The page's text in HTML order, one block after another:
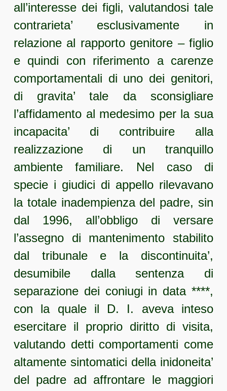
all’interesse dei figli, valutandosi tale
contrarieta’ esclusivamente in
relazione al rapporto genitore – figlio
e quindi con riferimento a carenze
comportamentali di uno dei genitori,
di gravita’ tale da sconsigliare
l’affidamento al medesimo per la sua
incapacita’ di contribuire alla
realizzazione di un tranquillo
ambiente familiare. Nel caso di
specie i giudici di appello rilevavano
la totale inadempienza del padre, sin
dal 1996, all’obbligo di versare
l’assegno di mantenimento stabilito
dal tribunale e la discontinuita’,
desumibile dalla sentenza di
separazione dei coniugi in data ****,
con la quale il D. I. aveva inteso
esercitare il proprio diritto di visita,
valutando detti comportamenti come
altamente sintomatici della inidoneita’
del padre ad affrontare le maggiori